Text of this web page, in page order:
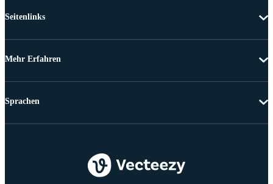
Seitenlinks
Mehr Erfahren
Sprachen